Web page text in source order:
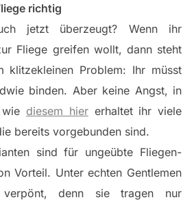
richtig
jetzt überzeugt? Wenn ihr
Fliege greifen wollt, dann steht
klitzekleinen Problem: Ihr müsst
binden. Aber keine Angst, in
diesem hiererhaltet ihr viele
bereits vorgebunden sind.
sind für ungeübte Fliegen-
Vorteil. Unter echten Gentlemen
denn sie tragen nur